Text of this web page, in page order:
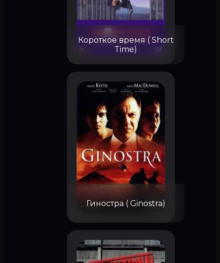
Короткое время ( Short
Time)
Гиностра ( Ginostra)